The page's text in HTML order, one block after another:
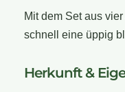
Mit dem Set aus
schnell eine üppig
Herkunft &